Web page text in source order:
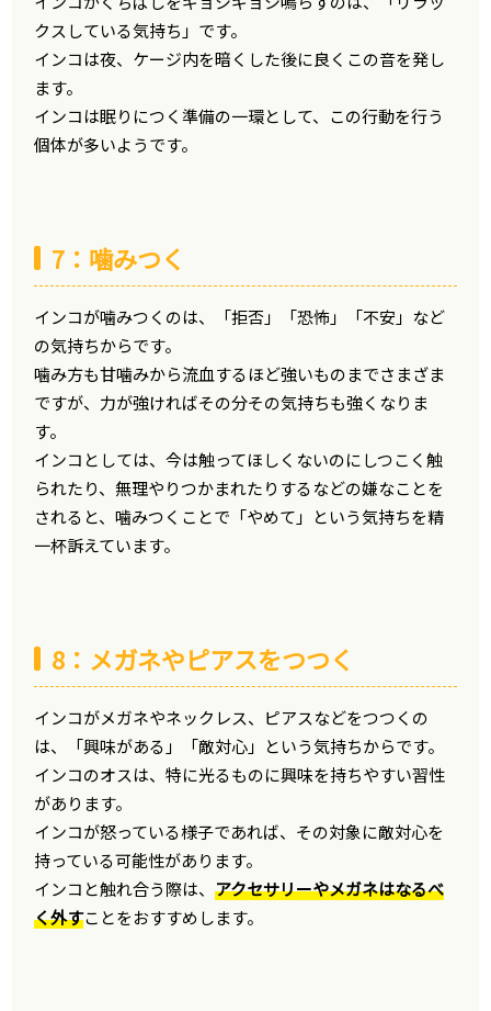
クスしている気持ち」です。
インコは夜、ケージ内を暗くした後に良くこの音を発し
ます。
インコは眠りにつく準備の一環として、この行動を行う
個体が多いようです。
7：噛みつく
インコが噛みつくのは、「拒否」「恐怖」「不安」など
の気持ちからです。
噛み方も甘噛みから流血するほど強いものまでさまざま
ですが、力が強ければその分その気持ちも強くなりま
す。
インコとしては、今は触ってほしくないのにしつこく触
られたり、無理やりつかまれたりするなどの嫌なことを
されると、噛みつくことで「やめて」という気持ちを精
一杯訴えています。
8：メガネやピアスをつつく
インコがメガネやネックレス、ピアスなどをつつくの
は、「興味がある」「敵対心」という気持ちからです。
インコのオスは、特に光るものに興味を持ちやすい習性
があります。
インコが怒っている様子であれば、その対象に敵対心を
持っている可能性があります。
インコと触れ合う際は、アクセサリーやメガネはなるべ
く外すことをおすすめします。